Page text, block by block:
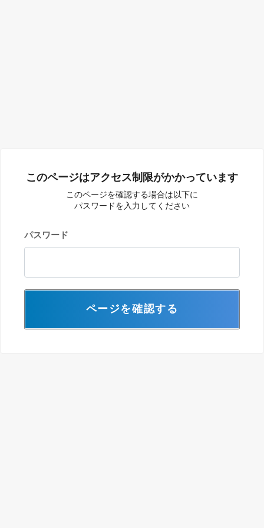
このページはアクセス制限がかかっています
このページを確認する場合は以下に
パスワードを入力してください
パスワード
ページを確認する